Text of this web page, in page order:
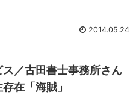
2014.05.24
／古田書士事務所さん
在「海賊」